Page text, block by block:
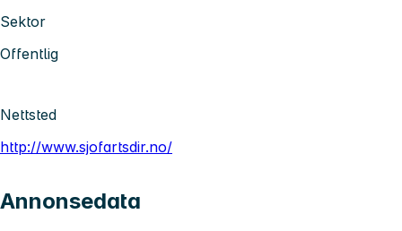
Sektor
Offentlig
Nettsted
http://www.sjofartsdir.no/
Annonsedata